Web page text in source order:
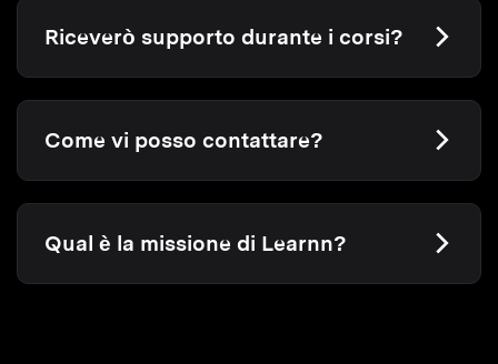
Riceverò supporto durante i corsi?
Come vi posso contattare?
Qual è la missione di Learnn?